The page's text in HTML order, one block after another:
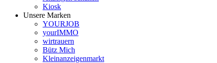
Kiosk
Unsere Marken
YOURJOB
yourIMMO
wirtrauern
Bütz Mich
Kleinanzeigenmarkt